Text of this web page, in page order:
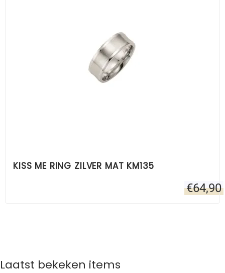
KISS ME RING ZILVER MAT KM135
€64,90
Laatst bekeken items